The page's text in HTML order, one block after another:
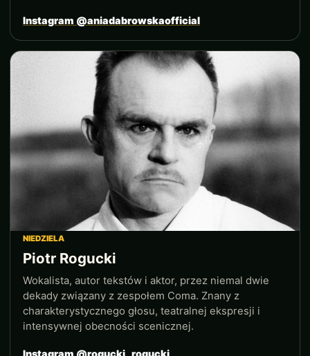
Instagram @aniadabrowskaofficial
NIEDZIELA
Piotr Rogucki
Wokalista, autor tekstów i aktor, przez niemal dwie
dekady związany z zespołem Coma. Znany z
charakterystycznego głosu, teatralnej ekspresji i
intensywnej obecności scenicznej.
Instagram @rogucki_rogucki